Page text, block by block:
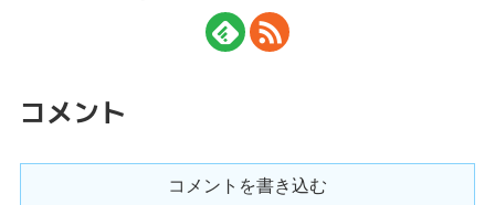
コメント
コメントを書き込む